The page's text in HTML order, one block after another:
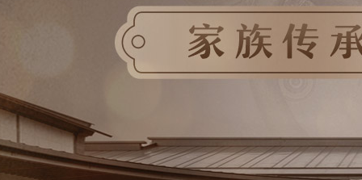
关于平安银行电子版信用卡更名为平安银行数字信用卡的公告